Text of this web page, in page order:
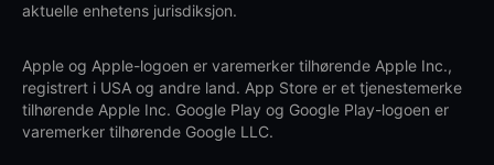
aktuelle enhetens jurisdiksjon.
Apple og Apple-logoen er varemerker tilhørende Apple Inc.,
registrert i USA og andre land. App Store er et tjenestemerke
tilhørende Apple Inc. Google Play og Google Play-logoen er
varemerker tilhørende Google LLC.